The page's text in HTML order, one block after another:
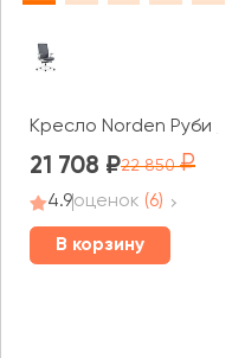
Кресло Norden Руби /
21 708 22 850
4.9оценок (6)
В корзину